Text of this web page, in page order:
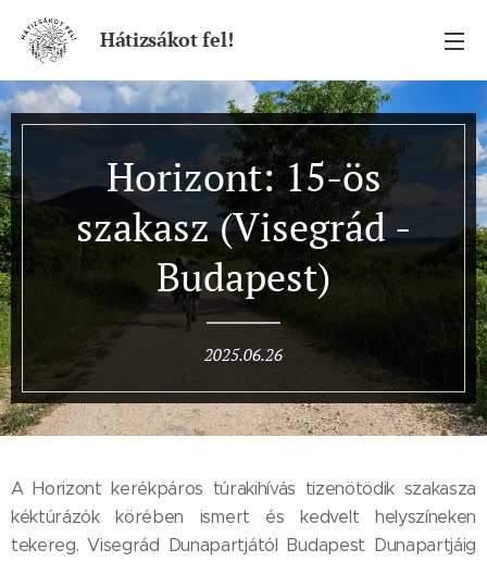
Hátizsákot fel!
Horizont: 15-ös
szakasz (Visegrád -
Budapest)
2025.06.26
A Horizont kerékpáros túrakihívás tizenötödik szakasza
kéktúrázók körében ismert és kedvelt helyszíneken
tekereg. Visegrád Dunapartjától Budapest Dunapartjáig